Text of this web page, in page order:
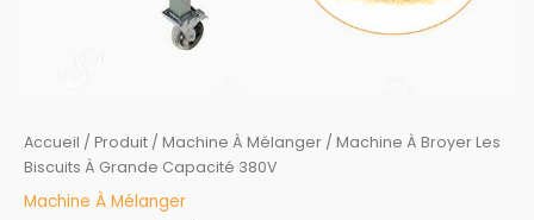
Accueil / Produit / Machine À Mélanger / Machine À Broyer Les
Biscuits À Grande Capacité 380V
Machine À Mélanger